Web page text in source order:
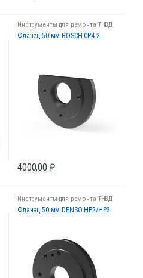
Инструменты для ремонта ТНВД
Фланец 50 мм BOSCH CP4 2
4000,00 ₽
Инструменты для ремонта ТНВД
Фланец 50 мм DENSO HP2/HP3